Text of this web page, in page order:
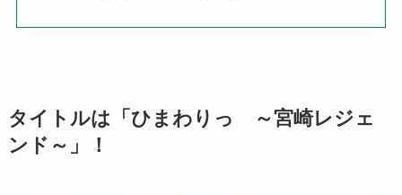
タイトルは「ひまわりっ ～宮崎レジェ
ンド～」！